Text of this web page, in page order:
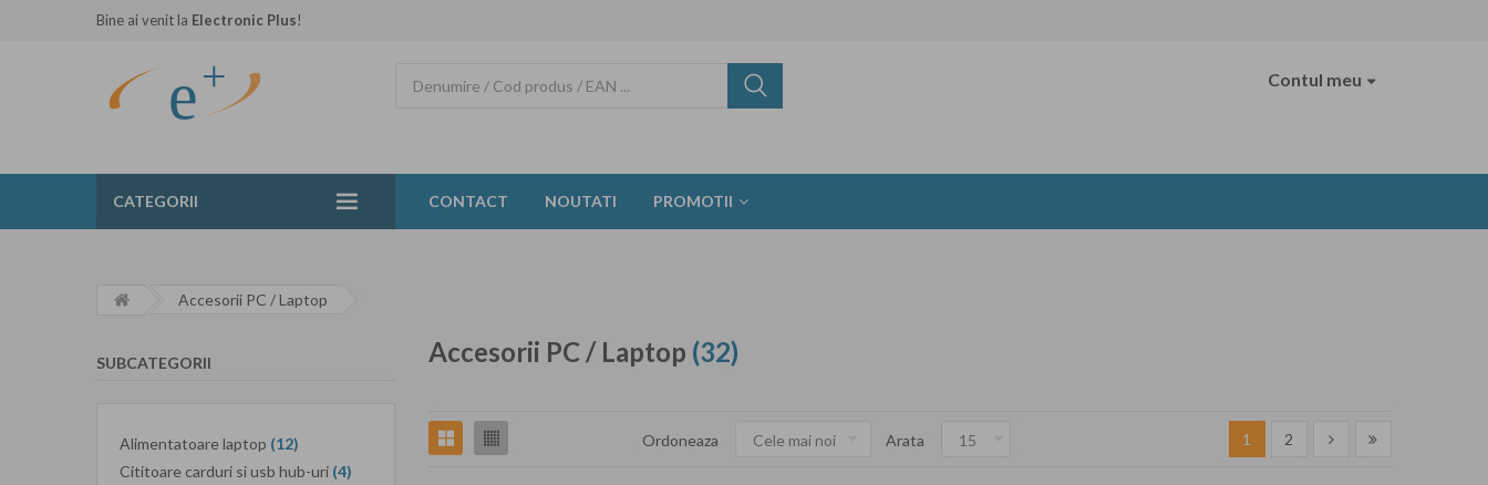
Bine ai venit la Electronic Plus!
Contul meu
CATEGORII CONTACT NOUTATI PROMOTII
Accesorii PC / Laptop
SUBCATEGORII
Alimentatoare laptop (12)
Cititoare carduri si usb hub-uri (4)
Accesorii PC / Laptop (32)
Ordoneaza Arata 1 2